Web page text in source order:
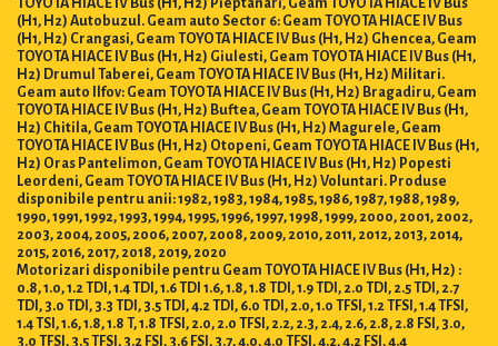
(H1, H2) Autobuzul. Geam auto Sector 6: Geam TOYOTA HIACE IV Bus
(H1, H2) Crangasi, Geam TOYOTA HIACE IV Bus (H1, H2) Ghencea, Geam
TOYOTA HIACE IV Bus (H1, H2) Giulesti, Geam TOYOTA HIACE IV Bus (H1,
H2) Drumul Taberei, Geam TOYOTA HIACE IV Bus (H1, H2) Militari.
Geam auto Ilfov: Geam TOYOTA HIACE IV Bus (H1, H2) Bragadiru, Geam
TOYOTA HIACE IV Bus (H1, H2) Buftea, Geam TOYOTA HIACE IV Bus (H1,
H2) Chitila, Geam TOYOTA HIACE IV Bus (H1, H2) Magurele, Geam
TOYOTA HIACE IV Bus (H1, H2) Otopeni, Geam TOYOTA HIACE IV Bus (H1,
H2) Oras Pantelimon, Geam TOYOTA HIACE IV Bus (H1, H2) Popesti
Leordeni, Geam TOYOTA HIACE IV Bus (H1, H2) Voluntari. Produse
disponibile pentru anii: 1982, 1983, 1984, 1985, 1986, 1987, 1988, 1989,
1990, 1991, 1992, 1993, 1994, 1995, 1996, 1997, 1998, 1999, 2000, 2001, 2002,
2003, 2004, 2005, 2006, 2007, 2008, 2009, 2010, 2011, 2012, 2013, 2014,
2015, 2016, 2017, 2018, 2019, 2020
Motorizari disponibile pentru Geam TOYOTA HIACE IV Bus (H1, H2) :
0.8, 1.0, 1.2 TDI, 1.4 TDI, 1.6 TDI 1.6, 1.8, 1.8 TDI, 1.9 TDI, 2.0 TDI, 2.5 TDI, 2.7
TDI, 3.0 TDI, 3.3 TDI, 3.5 TDI, 4.2 TDI, 6.0 TDI, 2.0, 1.0 TFSI, 1.2 TFSI, 1.4 TFSI,
1.4 TSI, 1.6, 1.8, 1.8 T, 1.8 TFSI, 2.0, 2.0 TFSI, 2.2, 2.3, 2.4, 2.6, 2.8, 2.8 FSI, 3.0,
3.0 TFSI, 3.5 TFSI, 3.2 FSI, 3.6 FSI, 3.7, 4.0, 4.0 TFSI, 4.2, 4.2 FSI, 4.4